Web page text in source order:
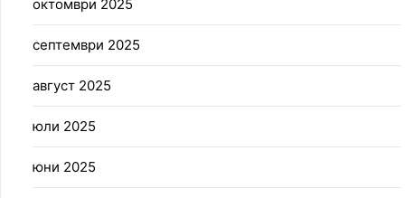
октомври 2025
септември 2025
август 2025
юли 2025
юни 2025